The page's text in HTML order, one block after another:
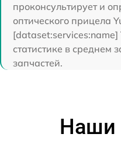
проконсультирует и
оптического прицела
статистике в среднем
запчастей.
Наши